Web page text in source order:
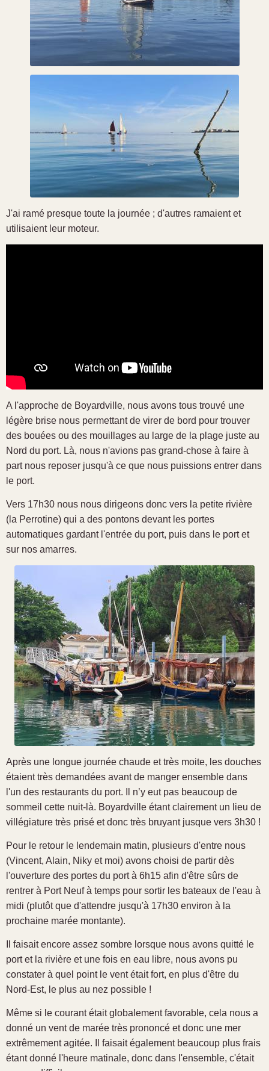
J'ai ramé presque toute la journée ; d'autres ramaient et
utilisaient leur moteur.
A l'approche de Boyardville, nous avons tous trouvé une
légère brise nous permettant de virer de bord pour trouver
des bouées ou des mouillages au large de la plage juste au
Nord du port. Là, nous n'avions pas grand-chose à faire à
part nous reposer jusqu'à ce que nous puissions entrer dans
le port.
Vers 17h30 nous nous dirigeons donc vers la petite rivière
(la Perrotine) qui a des pontons devant les portes
automatiques gardant l'entrée du port, puis dans le port et
sur nos amarres.
Après une longue journée chaude et très moite, les douches
étaient très demandées avant de manger ensemble dans
l'un des restaurants du port. Il n’y eut pas beaucoup de
sommeil cette nuit-là. Boyardville étant clairement un lieu de
villégiature très prisé et donc très bruyant jusque vers 3h30 !
Pour le retour le lendemain matin, plusieurs d'entre nous
(Vincent, Alain, Niky et moi) avons choisi de partir dès
l'ouverture des portes du port à 6h15 afin d'être sûrs de
rentrer à Port Neuf à temps pour sortir les bateaux de l'eau à
midi (plutôt que d'attendre jusqu'à 17h30 environ à la
prochaine marée montante).
Il faisait encore assez sombre lorsque nous avons quitté le
port et la rivière et une fois en eau libre, nous avons pu
constater à quel point le vent était fort, en plus d'être du
Nord-Est, le plus au nez possible !
Même si le courant était globalement favorable, cela nous a
donné un vent de marée très prononcé et donc une mer
extrêmement agitée. Il faisait également beaucoup plus frais
étant donné l'heure matinale, donc dans l'ensemble, c'était